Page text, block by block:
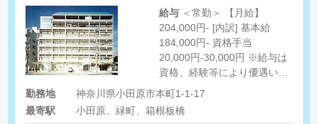
給与
204,000円- [内訳] 基本給
184,000円- 資格手当
20,000円-30,000円 ※給与は
資格、経験等により優遇いた
します
勤務地
神奈川県小田原市本町1-1-17
最寄駅
小田原、緑町、箱根板橋